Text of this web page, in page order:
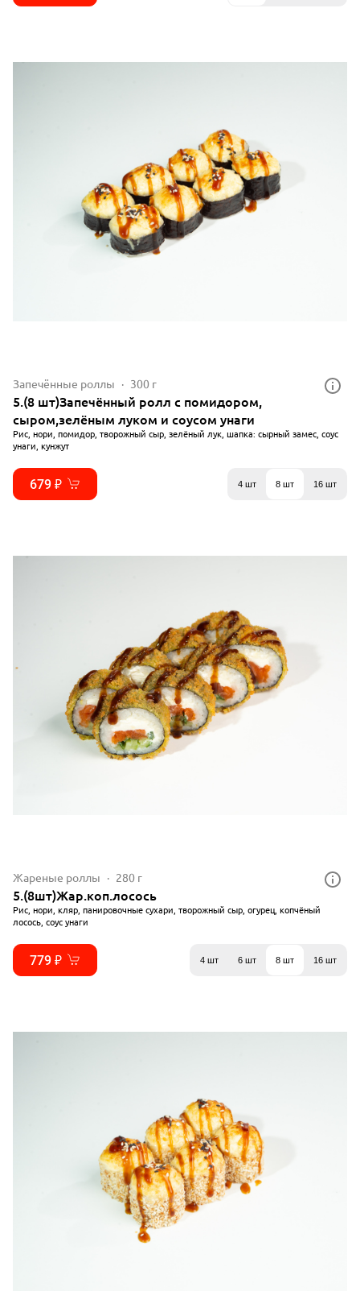
Запечённые роллы 300 г
5.(8 шт)Запечённый ролл с помидором,
сыром,зелёным луком и соусом унаги
Рис, нори, помидор, творожный сыр, зелёный лук, шапка: сырный замес, соус
унаги, кунжут
679 ₽ 4 шт 8 шт 16 шт
Жареные роллы 280 г
5.(8шт)Жар.коп.лосось
Рис, нори, кляр, панировочные сухари, творожный сыр, огурец, копчёный
лосось, соус унаги
779 ₽ 4 шт 6 шт 8 шт 16 шт